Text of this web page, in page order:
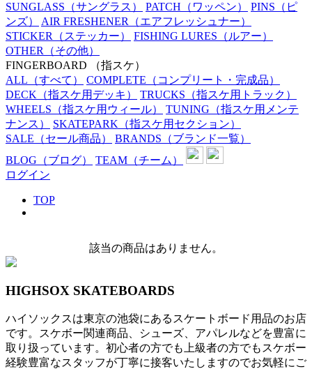
SUNGLASS （サングラス） PATCH （ワッペン） PINS （ピ
ンズ）
AIR FRESHENER （エアフレッシュナー）
STICKER （ステッカー） FISHING LURES （ルアー）
OTHER （その他）
FINGERBOARD
（指スケ）
ALL （すべて） COMPLETE （コンプリート・完成品）
DECK （指スケ用デッキ） TRUCKS （指スケ用トラック）
WHEELS （指スケ用ウィール） TUNING （指スケ用メンテ
ナンス）
SKATEPARK （指スケ用セクション）
SALE （セール商品） BRANDS （ブランド一覧）
BLOG （ブログ） TEAM （チーム）
ログイン
TOP
該当の商品はありません。
HIGHSOX SKATEBOARDS
ハイソックスは東京の池袋にあるスケートボード用品のお店
です。スケボー関連商品、シューズ、アパレルなどを豊富に
取り扱っています。初心者の方でも上級者の方でもスケボー
経験豊富なスタッフが丁寧に接客いたしますのでお気軽にご